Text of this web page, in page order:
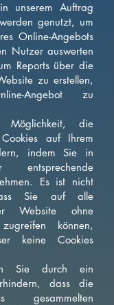
unserem Auftrag
genutzt, um
Online-Angebots
Nutzer auswerten
Reports über die
zu erstellen,
Angebot zu
die
auf Ihrem
indem Sie in
entsprechende
Es ist nicht
Sie auf alle
Website ohne
zugreifen können,
keine Cookies
Sie durch ein
dass die
gesammelten